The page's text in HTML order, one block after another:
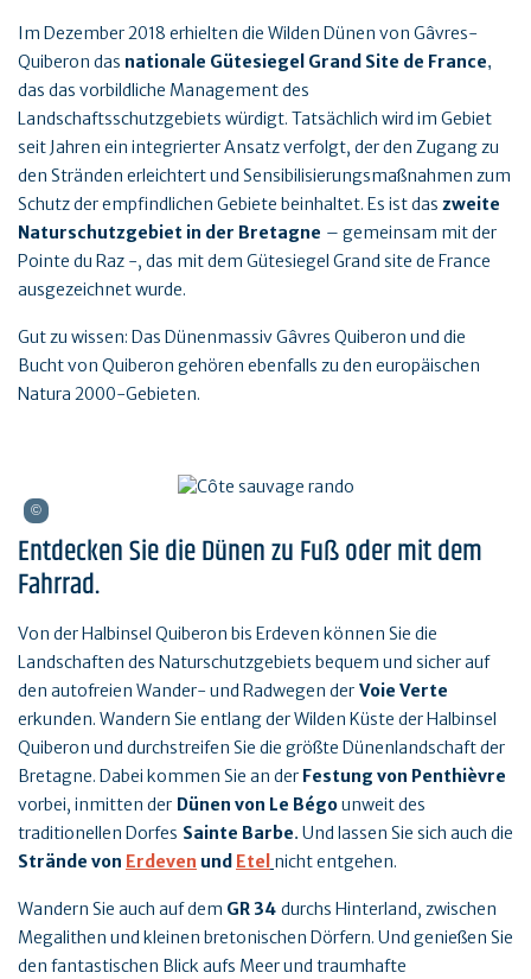
Im Dezember 2018 erhielten die Wilden Dünen von Gâvres-
Quiberon das nationale Gütesiegel Grand Site de France,
das das vorbildliche Management des
Landschaftsschutzgebiets würdigt. Tatsächlich wird im Gebiet
seit Jahren ein integrierter Ansatz verfolgt, der den Zugang zu
den Stränden erleichtert und Sensibilisierungsmaßnahmen zum
Schutz der empfindlichen Gebiete beinhaltet. Es ist das zweite
Naturschutzgebiet in der Bretagne – gemeinsam mit der
Pointe du Raz -, das mit dem Gütesiegel Grand site de France
ausgezeichnet wurde.
Gut zu wissen: Das Dünenmassiv Gâvres Quiberon und die
Bucht von Quiberon gehören ebenfalls zu den europäischen
Natura 2000-Gebieten.
Entdecken Sie die Dünen zu Fuß oder mit dem
Fahrrad.
Von der Halbinsel Quiberon bis Erdeven können Sie die
Landschaften des Naturschutzgebiets bequem und sicher auf
den autofreien Wander- und Radwegen der Voie Verte
erkunden. Wandern Sie entlang der Wilden Küste der Halbinsel
Quiberon und durchstreifen Sie die größte Dünenlandschaft der
Bretagne. Dabei kommen Sie an der Festung von Penthièvre
vorbei, inmitten der Dünen von Le Bégounweit des
traditionellen Dorfes Sainte Barbe. Und lassen Sie sich auch die
Strände von Erdeven und Etel nicht entgehen.
Wandern Sie auch auf dem GR 34 durchs Hinterland, zwischen
Megalithen und kleinen bretonischen Dörfern. Und genießen Sie
den fantastischen Blick aufs Meer und traumhafte